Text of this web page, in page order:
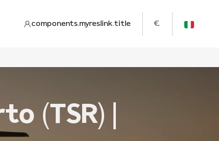
components.myreslink.title €
(TSR) |